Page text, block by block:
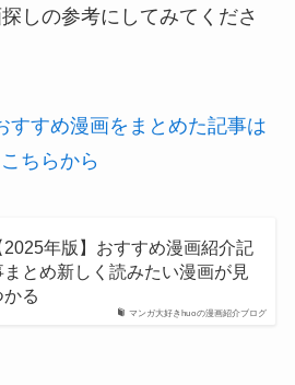
しの参考にしてみてくださ
すすめ漫画をまとめた記事は
こちらから
マンガ大好きhuoの漫画紹介ブログ
2025年版】おすすめ漫画紹介記
まとめ新しく読みたい漫画が見
かる